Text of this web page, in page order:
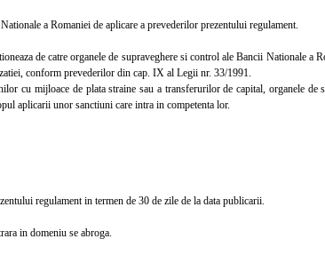
a Romaniei de aplicare a prevederilor prezentului regulament.
de catre organele de supraveghere si control ale Bancii Nationale a
conform prevederilor din cap. IX al Legii nr. 33/1991.
cu mijloace de plata straine sau a transferurilor de capital, organele de
aplicarii unor sanctiuni care intra in competenta lor.
regulament in termen de 30 de zile de la data publicarii.
in domeniu se abroga.